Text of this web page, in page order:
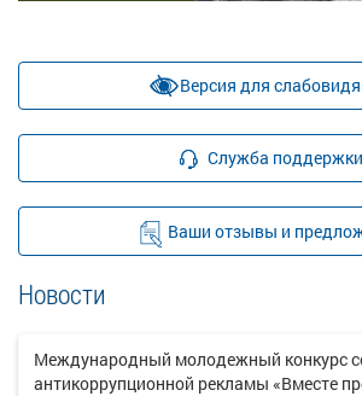
Версия для
Служба поддержки
Ваши отзывы и
Новости
Международный молодежный конкурс
антикоррупционной рекламы «Вместе